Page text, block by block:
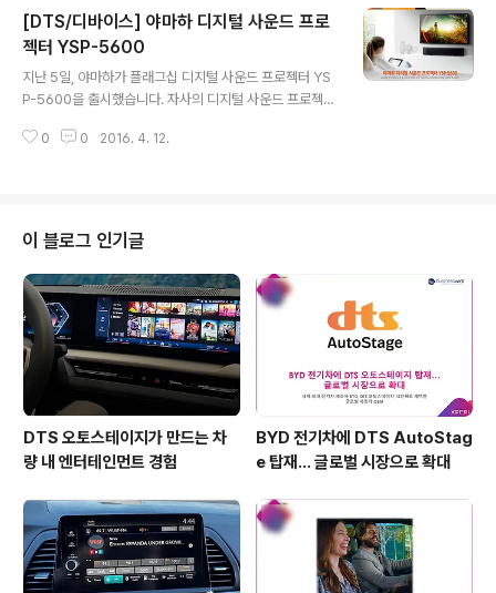
or)'라는 게이밍 브랜드를 론칭하고 '에이서 어스파이어 프
레데터 시리즈(the Acer Aspire Predator series)'를
선보여왔습니다. 최근에는 세계 최초의 곡면형 지싱크(G-
SYNC™) 게이밍 모니터, '프레데터 X34(Predator X3
4)'를 출시했는데요. 여기에 DTS 사운드 (DTS Sound
™) 기술까지 적용해 두 말할 것 없는 최고의 퀄리..
[DTS/디바이스] 야마하 디지털 사운드 프로
젝터 YSP-5600
지난 5일, 야마하가 플래그십 디지털 사운드 프로젝터 YS
P-5600을 출시했습니다. 자사의 디지털 사운드 프로젝터
사운드 프로젝터 'YSP-1' 이후 10년 간의 노하우와 기술
에서 좀 더 자세히 알아볼까요? 디지털 사운드 프로젝터는
일반 사운드바와는 분명히 다릅니다. 보통 10개 미만의 유
닛이 탑재되는 사운드바와 달리 YSP-5600은 내부에 44
개의 빔 드라이버 유닛과 2개의 우퍼를 탑재하였습니다.
특히 주목할만한 점은 곧 지원될 DTS:X™ 사운드를 위해
2..
0 0 2016. 4. 12.
이 블로그 인기글
DTS 오토스테이지가 만드는 차
량 내 엔터테인먼트 경험
BYD 전기차에 DTS AutoStag
e 탑재… 글로벌 시장으로 확대